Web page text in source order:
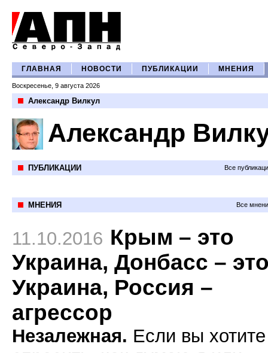
ГЛАВНАЯ НОВОСТИ ПУБЛИКАЦИИ МНЕНИЯ
Воскресенье, 9 августа 2026
Александр Вилкул
Александр
ПУБЛИКАЦИИ Все
МНЕНИЯ Все
11.10.2016 Крым – это
Украина, Донбасс –
Украина, Россия –
агрессор
Незалежная. Если вы хотите